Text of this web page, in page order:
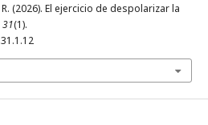
(2026). El ejercicio de despolarizar la
31(1).